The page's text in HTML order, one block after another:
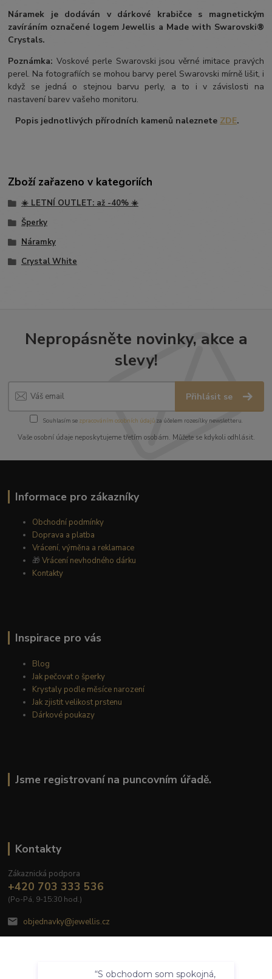
Náramek je dodáván v dárkové krabičce s magnetickým
zavíráním označené logem Jewellis a Made with Swarovski®
Crystals.
Poznámka: Voskové perle Swarovski jsou věrné imitace pravých
perel. Na fotografiích se mohou barvy perel Swarovski mírně lišit, i
když se jedná o stejnou barvu perly, a to i v závislosti na
nastavení barev vašeho monitoru.
Popis jednotlivých přírodních kamenů naleznete ZDE.
Zboží zařazeno v kategoriích
☀️ LETNÍ OUTLET: až -40% ☀️
Šperky
Náramky
Crystal White
Nepropásněte novinky, akce a
slevy!
Přihlásit se
Souhlasím se zpracováním osobních údajůza účelem rozesílky newsletteru.
Vaše osobní údaje neposkytujeme třetím osobám. Můžete se kdykoli odhlásit.
Informace pro zákazníky
Obchodní podmínky
Doprava a platba
Vrácení, výměna a reklamace
🎁Vrácení nevhodného dárku
Kontakty
Inspirace pro vás
Blog
Jak pečovat o šperky
Krystaly podle měsíce narození
Jak zjistit velikost prstenu
Dárkové poukazy
Jsme registrovaní na puncovním úřadě.
Kontakty
Zákaznická podpora
+420 703 333 536
(Po-Pá, 9-15:30 hod.)
objednavky@jewellis.cz
Nastavení Souhlasím
“S obchodom som spokojná,